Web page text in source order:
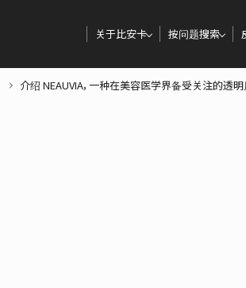
关于比安卡 按问题搜索
介绍 NEAUVIA，一种在美容医学界备受关注的透